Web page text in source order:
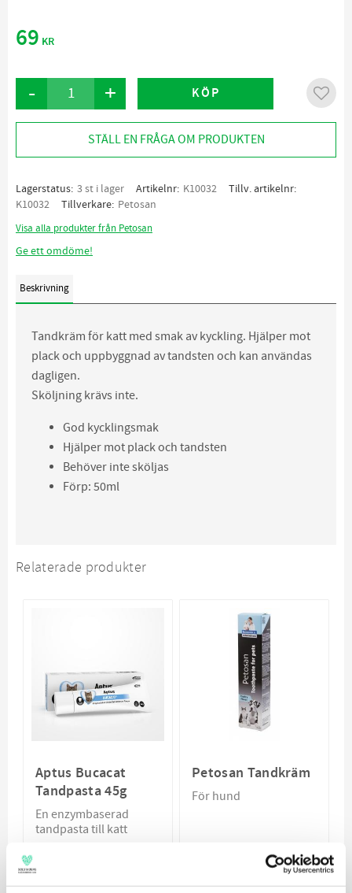
69 KR
+
- KÖP Lägg
STÄLL EN FRÅGA OM PRODUKTEN
Lagerstatus 3 st i lager Artikelnr K10032
Tillv. artikelnr
K10032
Tillverkare Petosan
Visa alla produkter från Petosan
Ge ett omdöme!
Beskrivning
Tandkräm för katt med smak av kyckling. Hjälper mot
plack och uppbyggnad av tandsten och kan användas
dagligen.
Sköljning krävs inte.
God kycklingsmak
Hjälper mot plack och tandsten
Behöver inte sköljas
Förp: 50ml
Relaterade produkter
Aptus Bucacat
Tandpasta 45g
En enzymbaserad
tandpasta till katt
Petosan Tandkräm
För hund